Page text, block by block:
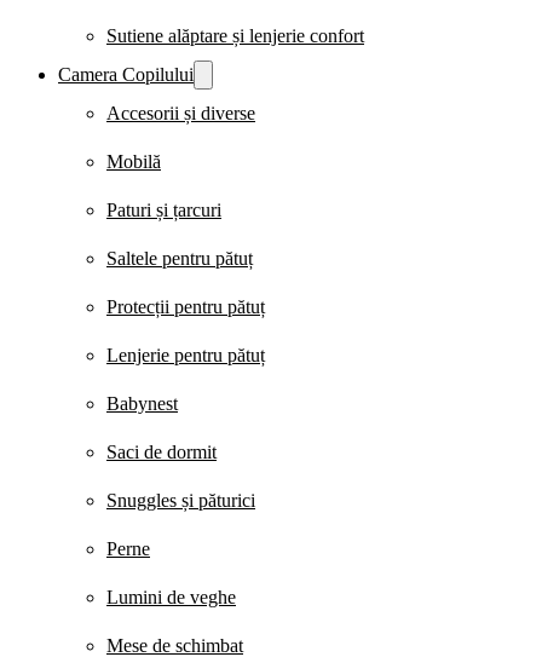
Sutiene alăptare și lenjerie confort
Camera Copilului
Accesorii și diverse
Mobilă
Paturi și țarcuri
Saltele pentru pătuț
Protecții pentru pătuț
Lenjerie pentru pătuț
Babynest
Saci de dormit
Snuggles și păturici
Perne
Lumini de veghe
Mese de schimbat